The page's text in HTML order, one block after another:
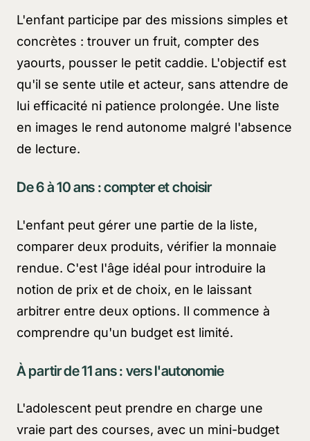
L'enfant participe par des missions simples et
concrètes : trouver un fruit, compter des
yaourts, pousser le petit caddie. L'objectif est
qu'il se sente utile et acteur, sans attendre de
lui efficacité ni patience prolongée. Une liste
en images le rend autonome malgré l'absence
de lecture.
De 6 à 10 ans : compter et choisir
L'enfant peut gérer une partie de la liste,
comparer deux produits, vérifier la monnaie
rendue. C'est l'âge idéal pour introduire la
notion de prix et de choix, en le laissant
arbitrer entre deux options. Il commence à
comprendre qu'un budget est limité.
À partir de 11 ans : vers l'autonomie
L'adolescent peut prendre en charge une
vraie part des courses, avec un mini-budget